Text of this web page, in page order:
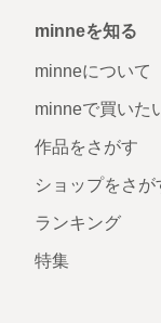
minneを知る
minneについて
minneで買いた
作品をさがす
ショップをさが
ランキング
特集